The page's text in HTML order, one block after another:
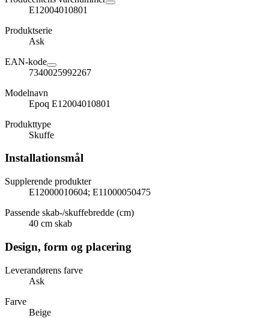
E12004010801
Produktserie
Ask
EAN-kode
7340025992267
Modelnavn
Epoq E12004010801
Produkttype
Skuffe
Installationsmål
Supplerende produkter
E12000010604; E11000050475
Passende skab-/skuffebredde (cm)
40 cm skab
Design, form og placering
Leverandørens farve
Ask
Farve
Beige